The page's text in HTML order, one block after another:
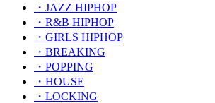
・JAZZ HIPHOP
・R&B HIPHOP
・GIRLS HIPHOP
・BREAKING
・POPPING
・HOUSE
・LOCKING